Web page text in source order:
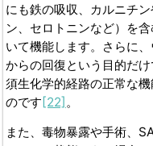
にも鉄の吸収、カルニチ
ン、セロトニンなど）を
いて機能します。さらに
からの回復という目的だ
須生化学的経路の正常な
のです [22] 。
また、毒物暴露や手術、